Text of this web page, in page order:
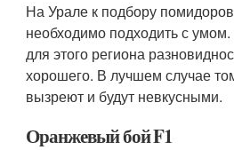
На Урале к подбору
необходимо подходить с
для этого региона
хорошего. В лучшем случае
вызреют и будут невкусными.
Оранжевый бой F1